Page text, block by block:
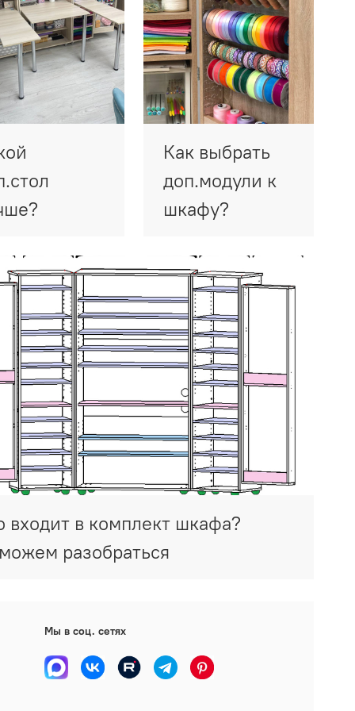
Как выбрать
доп.модули к
шкафу?
входит в комплект шкафа?
разобраться
Мы в соц. сетях